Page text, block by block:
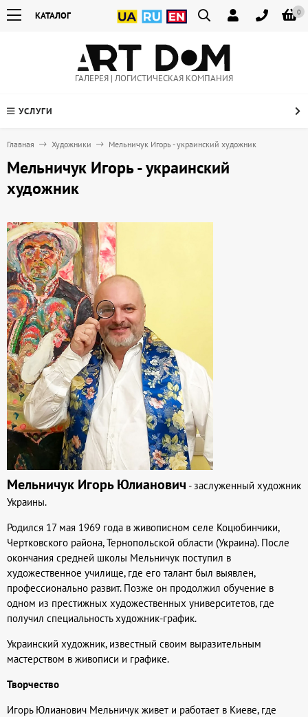
0
КАТАЛОГ
ГАЛЕРЕЯ | ЛОГИСТИЧЕСКАЯ КОМПАНИЯ
УСЛУГИ
Главная Художники Мельничук Игорь - украинский художник
Мельничук Игорь - украинский
художник
Мельничук Игорь Юлианович - заслуженный художник
Украины.
Родился 17 мая 1969 года в живописном селе Коцюбинчики,
Чертковского района, Тернопольской области (Украина). После
окончания средней школы Мельничук поступил в
художественное училище, где его талант был выявлен,
профессионально развит. Позже он продолжил обучение в
одном из престижных художественных университетов, где
получил специальность художник-график.
Украинский художник, известный своим выразительным
мастерством в живописи и графике.
Творчество
Игорь Юлианович Мельничук живет и работает в Киеве, где